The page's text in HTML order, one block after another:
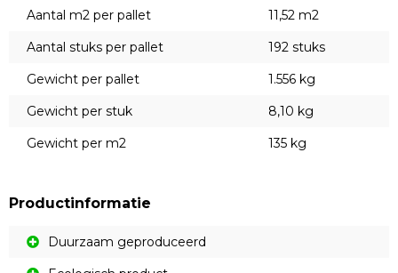
Aantal m2 per pallet
11,52 m2
Aantal stuks per pallet
192 stuks
Gewicht per pallet
1.556 kg
Gewicht per stuk
8,10 kg
Gewicht per m2
135 kg
Productinformatie
Duurzaam geproduceerd